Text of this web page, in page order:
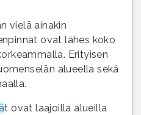
vielä ainakin
ovat lähes koko
Erityisen
alueella sekä
t ovat laajoilla alueilla